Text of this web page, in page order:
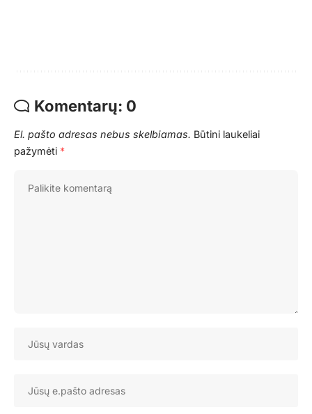
Komentarų: 0
El. pašto adresas nebus skelbiamas. Būtini laukeliai
pažymėti *